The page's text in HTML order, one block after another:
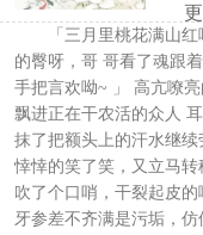
「三月里桃花满山
的臀呀，哥 哥看了魂跟
手把言欢呦~ 」 高亢嘹
飘进正在干农活的众人
抹了把额头上的汗水继续
悻悻的笑了笑，又立马
吹了个口哨，干裂起皮
牙参差不齐满是污垢，